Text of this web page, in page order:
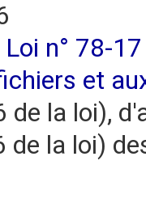
Loi n° 78-
et
la loi),
la loi)